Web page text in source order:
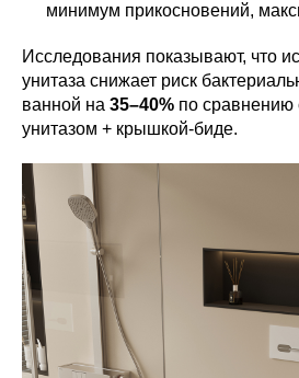
минимум прикосновений,
Исследования показывают, что
унитаза снижает риск
ванной на 35–40% по сравнению
унитазом + крышкой-биде.